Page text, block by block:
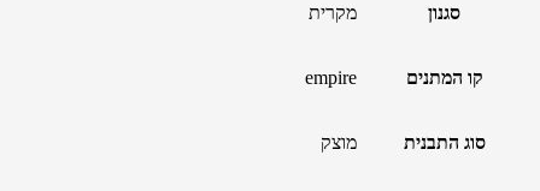
סגנון מקרית
קו המתנים empire
סוג התבנית מוצק